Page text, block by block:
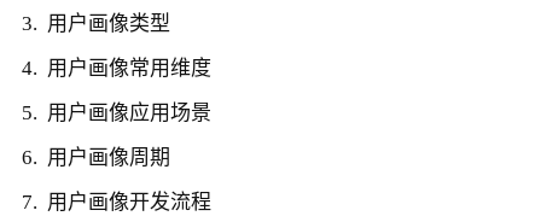
用户画像类型
用户画像常用维度
用户画像应用场景
用户画像周期
用户画像开发流程